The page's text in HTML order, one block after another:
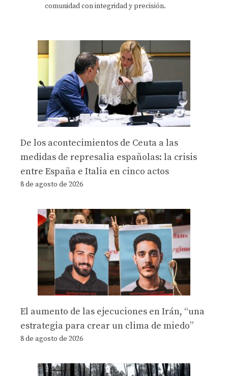
comunidad con integridad y precisión.
De los acontecimientos de Ceuta a las
medidas de represalia españolas: la crisis
entre España e Italia en cinco actos
8 de agosto de 2026
El aumento de las ejecuciones en Irán, “una
estrategia para crear un clima de miedo”
8 de agosto de 2026